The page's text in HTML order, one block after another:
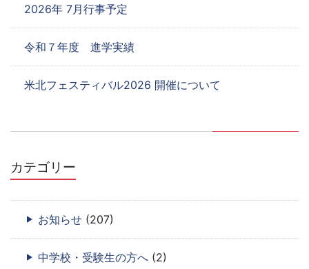
2026年 7月行事予定
令和７年度 進学実績
米北フェスティバル2026 開催について
カテゴリー
お知らせ (207)
中学校・受験生の方へ (2)